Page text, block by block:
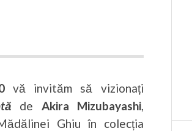
vă invităm să vizionați
de Akira Mizubayashi,
Ghiu în colecția